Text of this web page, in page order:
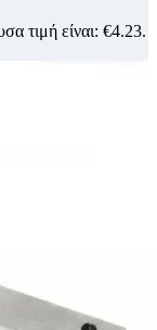
τιμή είναι: €4.23.